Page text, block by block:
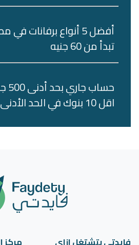
أفضل 5 أنواع برفانات
تبدأ من 60 جنيه
اقل 10 بنوك في الحد الأدنى